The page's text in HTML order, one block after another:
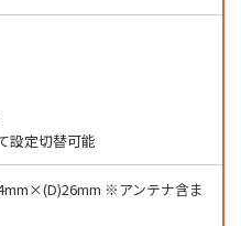
設定切替可能
※アンテナ含ま